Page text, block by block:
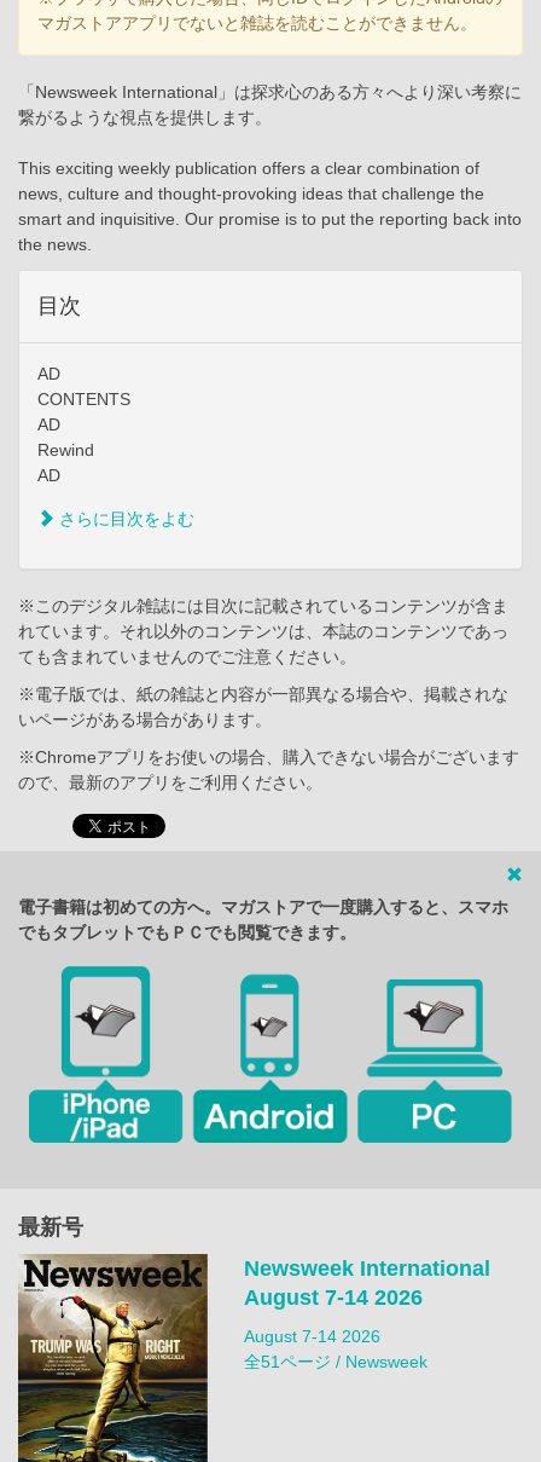
マガストアアプリでないと雑誌を読むことができません。
「Newsweek International」は探求心のある方々へより深い考察に
繋がるような視点を提供します。
This exciting weekly publication offers a clear combination of
news, culture and thought-provoking ideas that challenge the
smart and inquisitive. Our promise is to put the reporting back into
the news.
目次
AD
CONTENTS
AD
Rewind
AD
さらに目次をよむ
※このデジタル雑誌には目次に記載されているコンテンツが含ま
れています。それ以外のコンテンツは、本誌のコンテンツであっ
ても含まれていませんのでご注意ください。
※電子版では、紙の雑誌と内容が一部異なる場合や、掲載されな
いページがある場合があります。
※Chromeアプリをお使いの場合、購入できない場合がございます
ので、最新のアプリをご利用ください。
電子書籍は初めての方へ。マガストアで一度購入すると、スマホ
でもタブレットでもＰＣでも閲覧できます。
最新号
Newsweek International
August 7-14 2026
August 7-14 2026
全51ページ / Newsweek